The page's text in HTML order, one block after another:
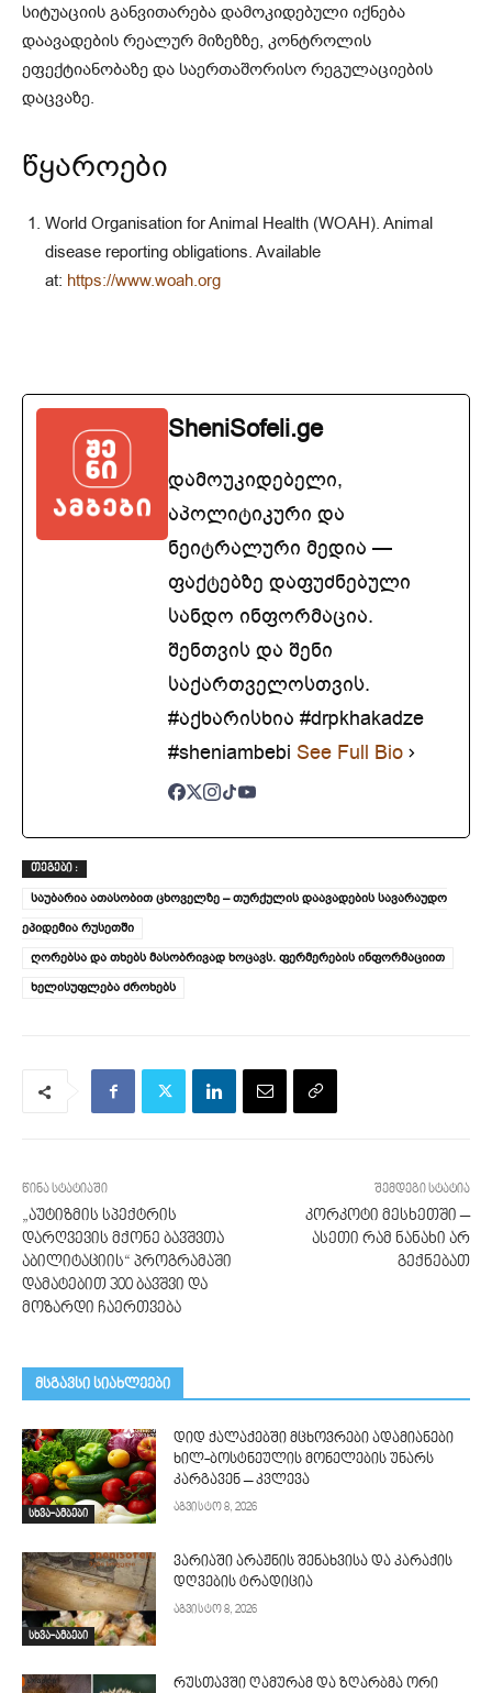
სიტუაციის განვითარება დამოკიდებული იქნება
დაავადების რეალურ მიზეზზე, კონტროლის
ეფექტიანობაზე და საერთაშორისო რეგულაციების
დაცვაზე.
წყაროები
World Organisation for Animal Health (WOAH). Animal
disease reporting obligations. Available
at: https://www.woah.org
SheniSofeli.ge
დამოუკიდებელი,
აპოლიტიკური და
ნეიტრალური მედია —
ფაქტებზე დაფუძნებული
სანდო ინფორმაცია.
შენთვის და შენი
საქართველოსთვის.
#აქხარისხია #drpkhakadze
#sheniambebi See Full Bio
ᲗᲔᲒᲔᲑᲘ :
საუბარია ათასობით ცხოველზე – თურქულის დაავადების სავარაუდო
ეპიდემია რუსეთში
ღორებსა და თხებს მასობრივად ხოცავს. ფერმერების ინფორმაციით
ხელისუფლება ძროხებს
წინა სტატიაში
„აუტიზმის სპექტრის
დარღვევის მქონე ბავშვთა
აბილიტაციის“ პროგრამაში
დამატებით 300 ბავშვი და
მოზარდი ჩაერთვება
შემდეგი სტატია
კორკოტი მესხეთში –
ასეთი რამ ნანახი არ
გექნებათ
მსგავსი სიახლეები
სხვა-ამბები
დიდ ქალაქებში მცხოვრები ადამიანები
ხილ-ბოსტნეულის მონელების უნარს
კარგავენ – კვლევა
აგვისტო 8, 2026
სხვა-ამბები
ვარიაში არაჟნის შენახვისა და კარაქის
დღვების ტრადიცია
აგვისტო 8, 2026
რუსთავში ღამურამ და ზღარბმა ორი